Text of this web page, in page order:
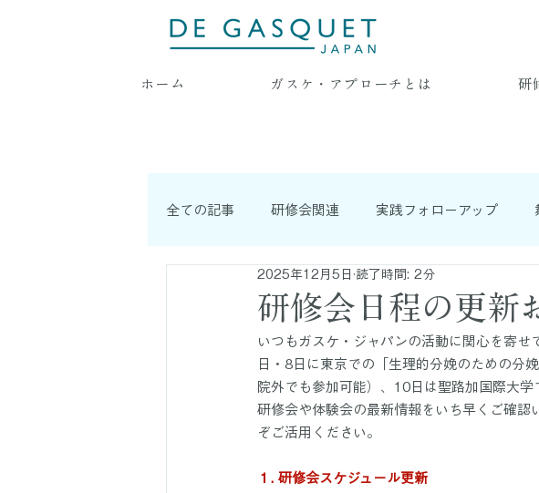
ホーム ガスケ・アプローチとは 研
全ての記事 研修会関連 実践フォローアップ
耳より情報 連載記事
研修会日程の更新
2025年12月5日 読了時間: 2分
いつもガスケ・ジャパンの活動に関心を寄
日・8日に東京での「生理的分娩のための分
院外でも参加可能）、10日は聖路加国際大学
研修会や体験会の最新情報をいち早くご確認
ぞご活用ください。
１. 研修会スケジュール更新